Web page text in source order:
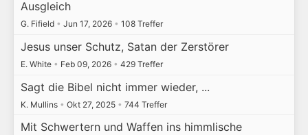
Ausgleich
G. Fifield • Jun 17, 2026 • 108 Treffer
Jesus unser Schutz, Satan der Zerstörer
E. White • Feb 09, 2026 • 429 Treffer
Sagt die Bibel nicht immer wieder, ...
K. Mullins • Okt 27, 2025 • 744 Treffer
Mit Schwertern und Waffen ins himmlische